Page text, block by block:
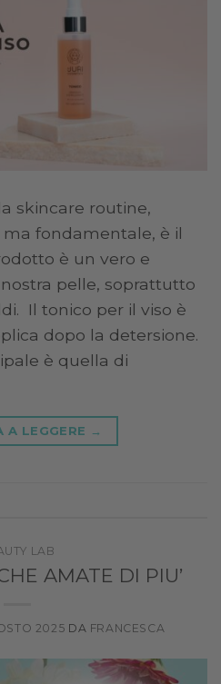
skincare routine,
fondamentale, è il
è un vero e
pelle, soprattutto
Il tonico per il viso è
dopo la detersione.
è quella di
A LEGGERE →
LAB
AMATE DI PIU’
2025 DA FRANCESCA